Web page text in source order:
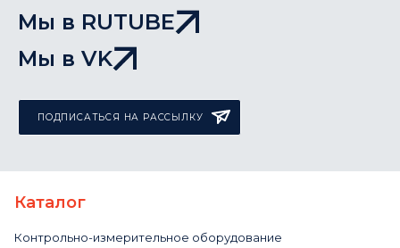
Мы в RUTUBE
Мы в VK
ПОДПИСАТЬСЯ НА РАССЫЛКУ
Каталог
Контрольно-измерительное оборудование